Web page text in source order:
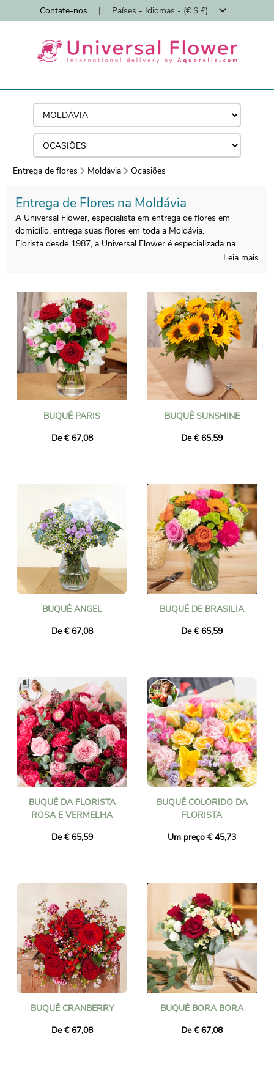
Contate-nos | Países - Idiomas - (€ $ £)
Entrega de flores Moldávia Ocasiões
Entrega de Flores na Moldávia
A Universal Flower, especialista em entrega de flores em
domicílio, entrega suas flores em toda a Moldávia.
Florista desde 1987, a Universal Flower é especializada na
endereço de sua escolha, pela floricultura mais próxima do
destinatário. Encomende antes das 16h e seu buquê será
entregue no dia seguinte, incluindo feriados. Seja qual for o
evento que você está comemorando (nascimento, aniversário,
casamento, agradecimento, etc.), confie na Universal Flower
para uma entrega de flores bem-sucedida!
Leia mais
BUQUÊ PARIS
De € 67,08
BUQUÊ SUNSHINE
De € 65,59
BUQUÊ ANGEL
De € 67,08
BUQUÊ DE BRASILIA
De € 65,59
BUQUÊ DA FLORISTA
ROSA E VERMELHA
De € 65,59
BUQUÊ COLORIDO DA
FLORISTA
Um preço € 45,73
BUQUÊ CRANBERRY
De € 67,08
BUQUÊ BORA BORA
De € 67,08